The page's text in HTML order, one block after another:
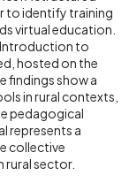
to identify training
virtual education.
to
hosted on the
findings show a
in rural contexts,
pedagogical
represents a
collective
sector.